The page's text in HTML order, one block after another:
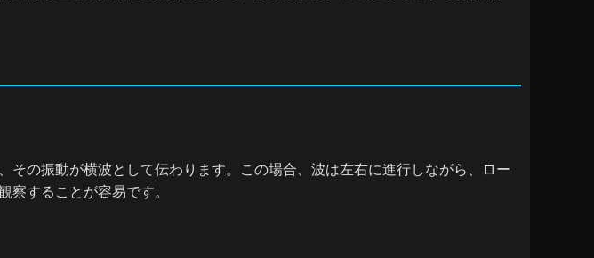
の振動が横波として伝わります。この場合、波は左右に進行しながら、ロー
察することが容易です。